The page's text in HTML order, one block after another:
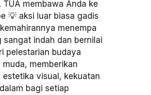
TUA membawa Anda ke
💡 aksi luar biasa gadis
menempa
sangat indah dan bernilai
pelestarian budaya
memberikan
visual, kekuatan
bagi setiap